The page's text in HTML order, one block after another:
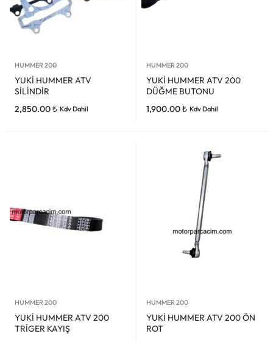
HUMMER 200
YUKİ HUMMER ATV
SİLİNDİR
2,850.00₺ Kdv Dahil
HUMMER 200
YUKİ HUMMER ATV 200
DÜĞME BUTONU
1,900.00₺ Kdv Dahil
HUMMER 200
YUKİ HUMMER ATV 200
TRİGER KAYIŞ
HUMMER 200
YUKİ HUMMER ATV 200 ÖN
ROT